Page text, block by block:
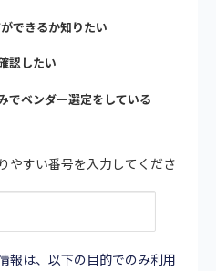
できるか知りたい
認したい
でベンダー選定をしている
やすい番号を入力してくださ
報は、以下の目的でのみ利用